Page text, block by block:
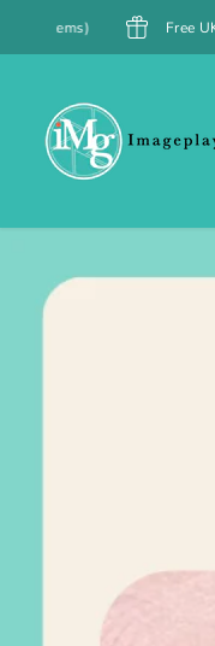
SKIP TO
CONTENT
Free Shipping to